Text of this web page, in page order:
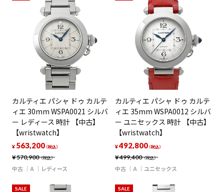
カルティエ パシャ ドゥ カルテ
ィエ 30mm WSPA0021 シルバ
ー レディース 時計 【中古】
【wristwatch】
¥570,900（税込）
¥ 563,200（税込）
中古 A レディース
カルティエ パシャ ドゥ カルテ
ィエ 35mm WSPA0012 シルバ
ー ユニセックス 時計 【中古】
【wristwatch】
¥499,400（税込）
¥492,800（税込）
中古 A ユニセックス
SALE SALE